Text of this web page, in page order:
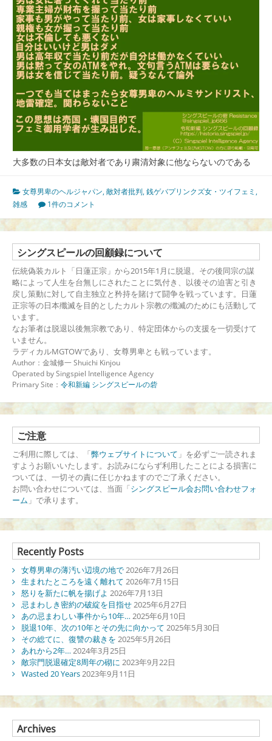
大多数の日本女は敵対者であり粛清対象に他ならないのである
女尊男卑のヘルジャパン,敵対者批判,銭ゲバプリンクズ女・ツイフェミ ,
雑感
1件のコメント
シングスピールの回顧録について
伝統偽装カルト「日蓮正宗」から2015年1月に脱退。その後同宗の謀
略によって人生を台無しにされたことに気付き、以後その迫害と引き
戻し策動に対して自主独立と矜持を賭けて闘争を戦っています。日蓮
正宗等の日本殲滅を目的としたカルト宗教の殲滅のためにも活動して
います。
なお筆者は脱退以後無宗教であり、特定団体からの支援を一切受けて
いません。
ラディカルMGTOWであり、女尊男卑とも戦っています。
Author：金城修一 Shuichi Kinjou
Operated by Singspiel Intelligence Agency
Primary Site： 令和新編 シングスピールの砦
ご注意
ご利用に際しては、「弊ウェブサイトについて 」を必ずご一読されま
すようお願いいたします。お読みにならず利用したことによる損害に
ついては、一切その責に任じかねますのでご了承ください。
お問い合わせについては、当面「シングスピール会お問い合わせフォ
ーム 」で承ります。
Recently Posts
女尊男卑の薄汚い辺境の地で2026年7月26日
生まれたところを遠く離れて 2026年7月15日
怒りを新たに帆を揚げよ 2026年7月13日
忌まわしき密約の破綻を目指せ2025年6月27日
あの忌まわしい事件から10年… 2025年6月10日
脱退10年、次の10年とその先に向かって 2025年5月30日
その総てに、復讐の裁きを 2025年5月26日
あれから2年… 2024年3月25日
敵宗門脱退確定8周年の砌に 2023年9月22日
Wasted 20 Years2023年9月11日
Archives